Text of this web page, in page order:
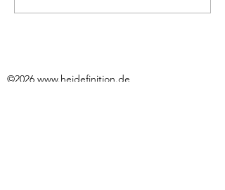
©2026 www.heidefinition.de